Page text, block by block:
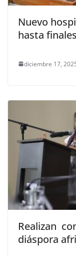
Nuevo
hasta
diciembre 17,
Realizan
diáspora